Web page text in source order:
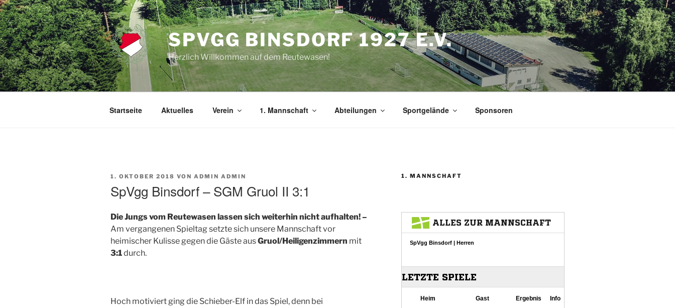
Zum
Inhalt
springen
SPVGG BINSDORF 1927 E.V.
Herzlich Willkommen auf dem Reutewasen!
Startseite Aktuelles Verein 1. Mannschaft Abteilungen Sportgelände Sponsoren
VERÖFFENTLICHT
1. OKTOBER 2018 VON ADMIN ADMIN
SpVgg Binsdorf – SGM Gruol II 3:1
Die Jungs vom Reutewasen lassen sich weiterhin nicht aufhalten! –
Am vergangenen Spieltag setzte sich unsere Mannschaft vor
heimischer Kulisse gegen die Gäste ausGruol/Heiligenzimmern mit
3:1durch.
Hoch motiviert ging die Schieber-Elf in das Spiel, denn bei
1. MANNSCHAFT